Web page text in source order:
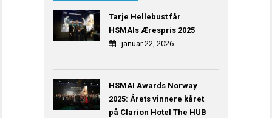
Tarje Hellebust får
HSMAIs Ærespris 2025
januar 22, 2026
HSMAI Awards Norway
2025: Årets vinnere kåret
på Clarion Hotel The HUB